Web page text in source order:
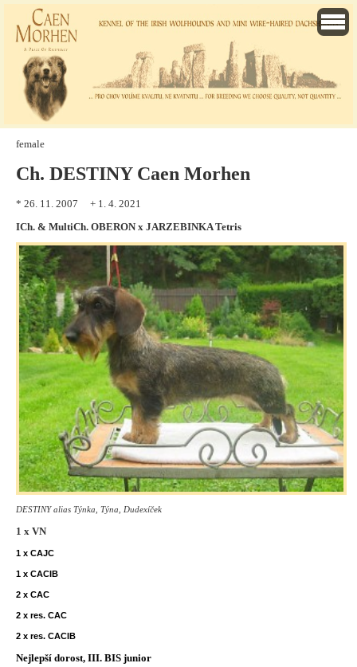
female
Ch. DESTINY Caen Morhen
* 26. 11. 2007 + 1. 4. 2021
ICh. & MultiCh. OBERON x JARZEBINKA Tetris
DESTINY alias Týnka, Týna, Dudexíček
1 x VN
1 x CAJC
1 x CACIB
2 x CAC
2 x res. CAC
2 x res. CACIB
Nejlepší dorost, III. BIS junior